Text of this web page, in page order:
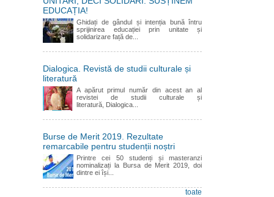
EDUCAȚIA!
Ghidați de gândul și intenția bună întru
sprijinirea educației prin unitate și
solidarizare față de...
Dialogica. Revistă de studii culturale și
literatură
A apărut primul număr din acest an al
revistei de studii culturale și
literatură, Dialogica...
Burse de Merit 2019. Rezultate
remarcabile pentru studenții noștri
Printre cei 50 studenți și masteranzi
nominalizați la Bursa de Merit 2019, doi
dintre ei își...
toate